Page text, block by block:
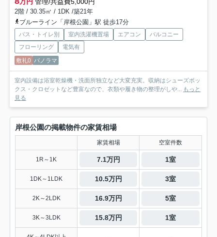
万円 管理/共益費5,000円
2階 / 30.35㎡ / 1DK /築21年
ブルーライン「岸根公園」駅 徒歩17分
バス・トイレ別 室内洗濯機置場 エアコン
バルコニー
フローリング
電気有
敷礼0 パノラマ
室内設備は浴室乾燥機・洗面所独立など大変充実。収納はシューズボッ
クス・クロゼットなど豊富なので、衣類や履き物の整理がしや... もっと
見る
岸根公園の掲載物件の家賃相場
家賃相場 空室件数
1R～1K 7.1万円 1室
1DK～1LDK 10.5万円 3室
2K～2LDK 16.9万円 5室
3K～3LDK 15.8万円 1室